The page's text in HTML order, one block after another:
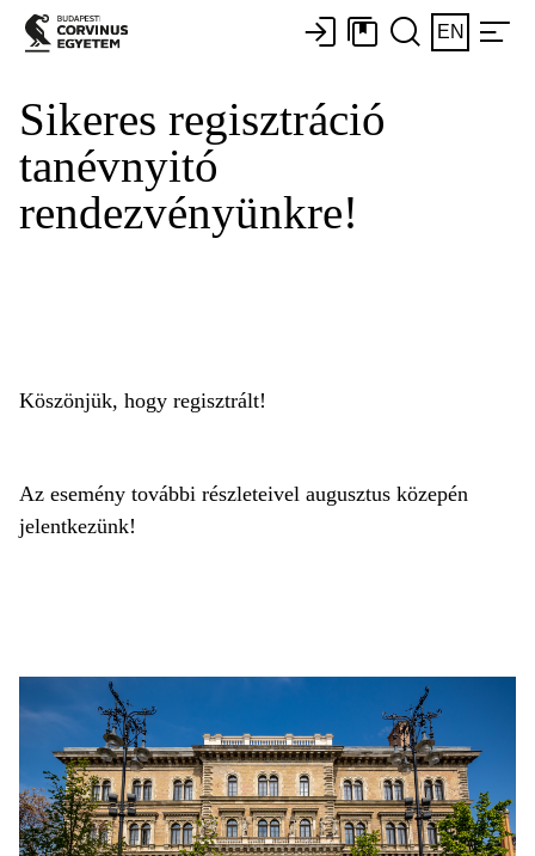
EN
Sikeres regisztráció
tanévnyitó
rendezvényünkre!
Köszönjük, hogy regisztrált!
Az esemény további részleteivel augusztus közepén
jelentkezünk!